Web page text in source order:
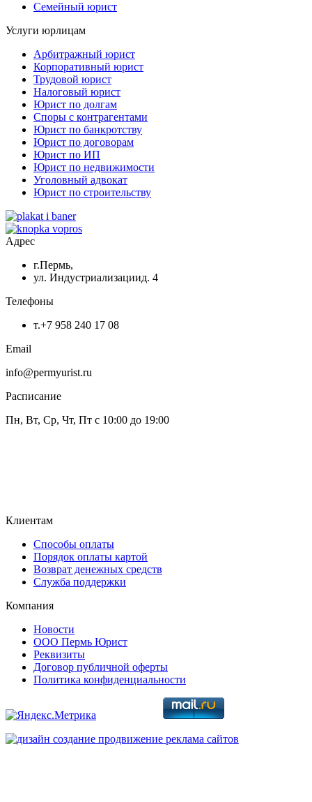
Семейный юрист
Услуги юрлицам
Арбитражный юрист
Корпоративный юрист
Трудовой юрист
Налоговый юрист
Юрист по долгам
Споры с контрагентами
Юрист по банкротству
Юрист по договорам
Юрист по ИП
Юрист по недвижимости
Уголовный адвокат
Юрист по строительству
Адрес
г.Пермь,
ул. Индустриализациид. 4
Телефоны
т.+7 958 240 17 08
Email
info@permyurist.ru
Расписание
Пн, Вт, Ср, Чт, Пт с 10:00 до 19:00
Клиентам
Способы оплаты
Порядок оплаты картой
Возврат денежных средств
Служба поддержки
Компания
Новости
ООО Пермь Юрист
Реквизиты
Договор публичной оферты
Политика конфиденциальности